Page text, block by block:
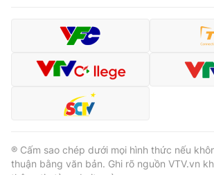
Video Shorts
VTV Money
VTV Sức khoẻ Bất động
® Cấm sao chép dưới mọi hình thức nếu
thuận bằng văn bản. Ghi rõ nguồn VTV.vn